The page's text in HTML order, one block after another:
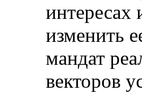
интересах
изменить
мандат
векторов